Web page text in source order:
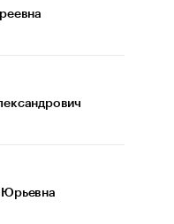
Дурова значат для
Юрьевна